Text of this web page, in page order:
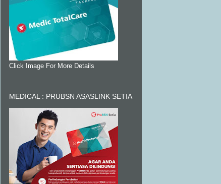
Click Image For More Details
MEDICAL : PRUBSN ASASLINK SETIA